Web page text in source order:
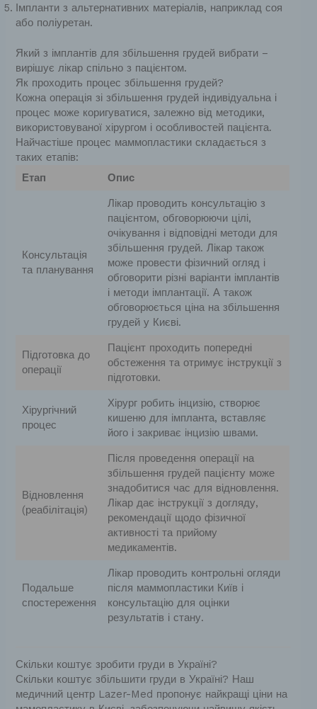
Імпланти з альтернативних матеріалів, наприклад соя
або поліуретан.
Який з імплантів для збільшення грудей вибрати –
вирішує лікар спільно з пацієнтом.
Як проходить процес збільшення грудей?
Кожна операція зі збільшення грудей індивідуальна і
процес може коригуватися, залежно від методики,
використовуваної хірургом і особливостей пацієнта.
Найчастіше процес маммопластики складається з
таких етапів:
Етап
Опис
Консультація
та планування
Лікар проводить консультацію з
пацієнтом, обговорюючи цілі,
очікування і відповідні методи для
збільшення грудей. Лікар також
може провести фізичний огляд і
обговорити різні варіанти імплантів
і методи імплантації. А також
обговорюється ціна на збільшення
грудей у Києві.
Підготовка до
операції
Пацієнт проходить попередні
обстеження та отримує інструкції з
підготовки.
Хірургічний
процес
Хірург робить інцизію, створює
кишеню для імпланта, вставляє
його і закриває інцизію швами.
Відновлення
(реабілітація)
Після проведення операції на
збільшення грудей пацієнту може
знадобитися час для відновлення.
Лікар дає інструкції з догляду,
рекомендації щодо фізичної
активності та прийому
медикаментів.
Подальше
спостереження
Лікар проводить контрольні огляди
після маммопластики Київ і
консультацію для оцінки
результатів і стану.
Скільки коштує зробити груди в Україні?
Скільки коштує збільшити груди в Україні? Наш
медичний центр Lazer-Med пропонує найкращі ціни на